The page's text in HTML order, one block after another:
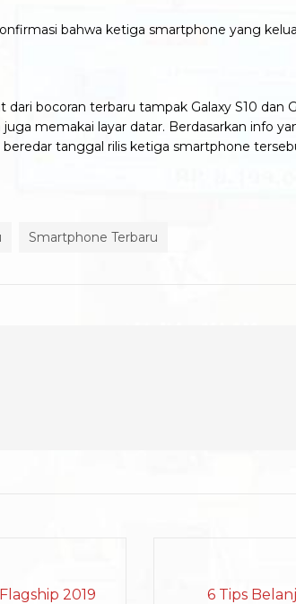
bahwa ketiga smartphone yang
bocoran terbaru tampak Galaxy S10 dan
memakai layar datar. Berdasarkan info
tanggal rilis ketiga smartphone
Smartphone Terbaru
2019
6 Tips